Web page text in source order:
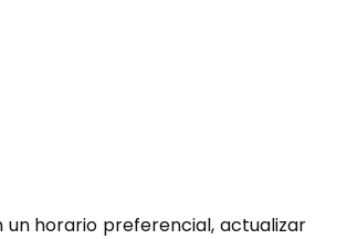
horario preferencial, actualizar